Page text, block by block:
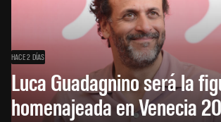
HACE 2 DÍAS
Luca Guadagnino será la
homenajeada en Venecia